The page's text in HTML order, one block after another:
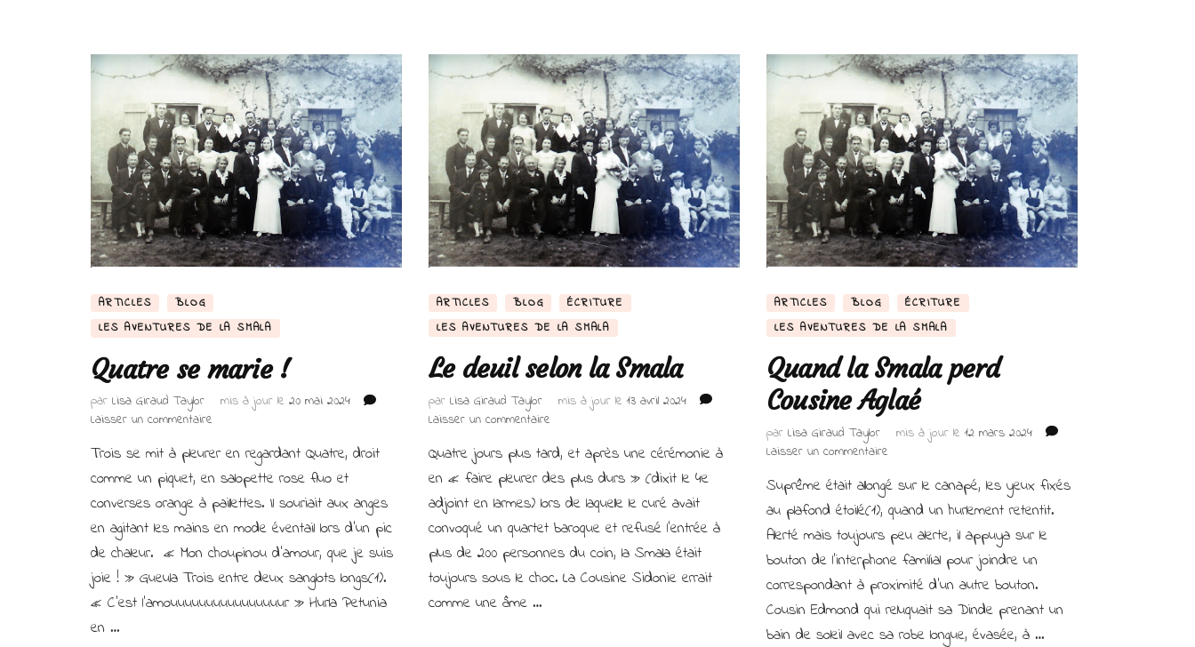
ARTICLES
BLOG
LES AVENTURES DE LA SMALA
Quatre se marie !
par Lisa Giraud Taylor mis à jour le 20 mai 2024
Laisser un commentaire
se
marie !
Trois se mit à pleurer en regardant Quatre, droit
comme un piquet, en salopette rose fluo et
converses orange à paillettes. Il souriait aux anges
en agitant les mains en mode éventail lors d’un pic
de chaleur. « Mon choupinou d’amour, que je suis
joie ! » Gueula Trois entre deux sanglots longs(1).
« C’est l’amouuuuuuuuuuuuuuuur » Hurla Petunia
en …
ARTICLES BLOG
ÉCRITURE
LES AVENTURES DE LA SMALA
Le deuil selon la Smala
par Lisa Giraud Taylor mis à jour le13 avril 2024
Laisser un commentairesur
deuil
selon
Smala
Quatre jours plus tard, et après une cérémonie à
en « faire pleurer des plus durs » (dixit le 4e
adjoint en larmes) lors de laquelle le curé avait
convoqué un quartet baroque et refusé l’entrée à
plus de 200 personnes du coin, la Smala était
toujours sous le choc. La Cousine Sidonie errait
comme une âme …
ARTICLES BLOG
ÉCRITURE
LES AVENTURES DE LA SMALA
Quand la Smala perd
Cousine Aglaé
par Lisa Giraud Taylor mis à jour le12 mars 2024
Laisser un commentairesur
la
Smala
perd
Cousine
Aglaé
Suprême était allongé sur le canapé, les yeux fixés
au plafond étoilé(1), quand un hurlement retentit.
Alerté mais toujours peu alerte, il appuya sur le
bouton de l’interphone familial pour joindre un
correspondant à proximité d’un autre bouton.
Cousin Edmond qui reluquait sa Dinde prenant un
bain de soleil avec sa robe longue, évasée, à …